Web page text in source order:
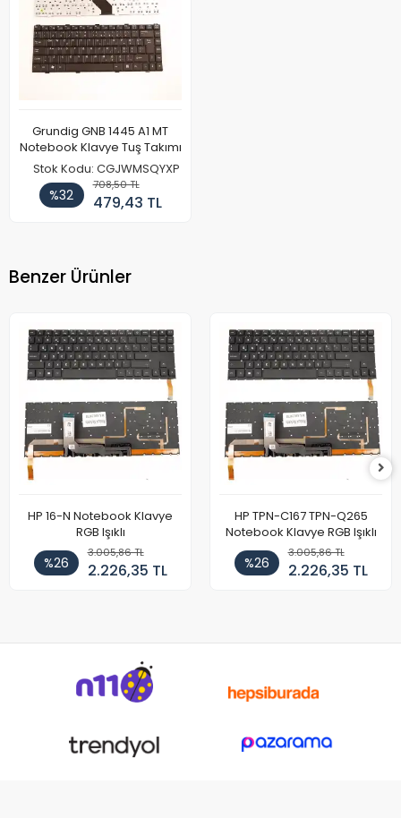
Grundig GNB 1445 A1 MT
Notebook Klavye Tuş Takımı
Stok Kodu: CGJWMSQYXP
%32
708,50 TL
479,43 TL
Benzer Ürünler
HP 16-N Notebook Klavye
RGB Işıklı
%26
3.005,86 TL
2.226,35 TL
HP TPN-C167 TPN-Q265
Notebook Klavye RGB Işıklı
%26
3.005,86 TL
2.226,35 TL